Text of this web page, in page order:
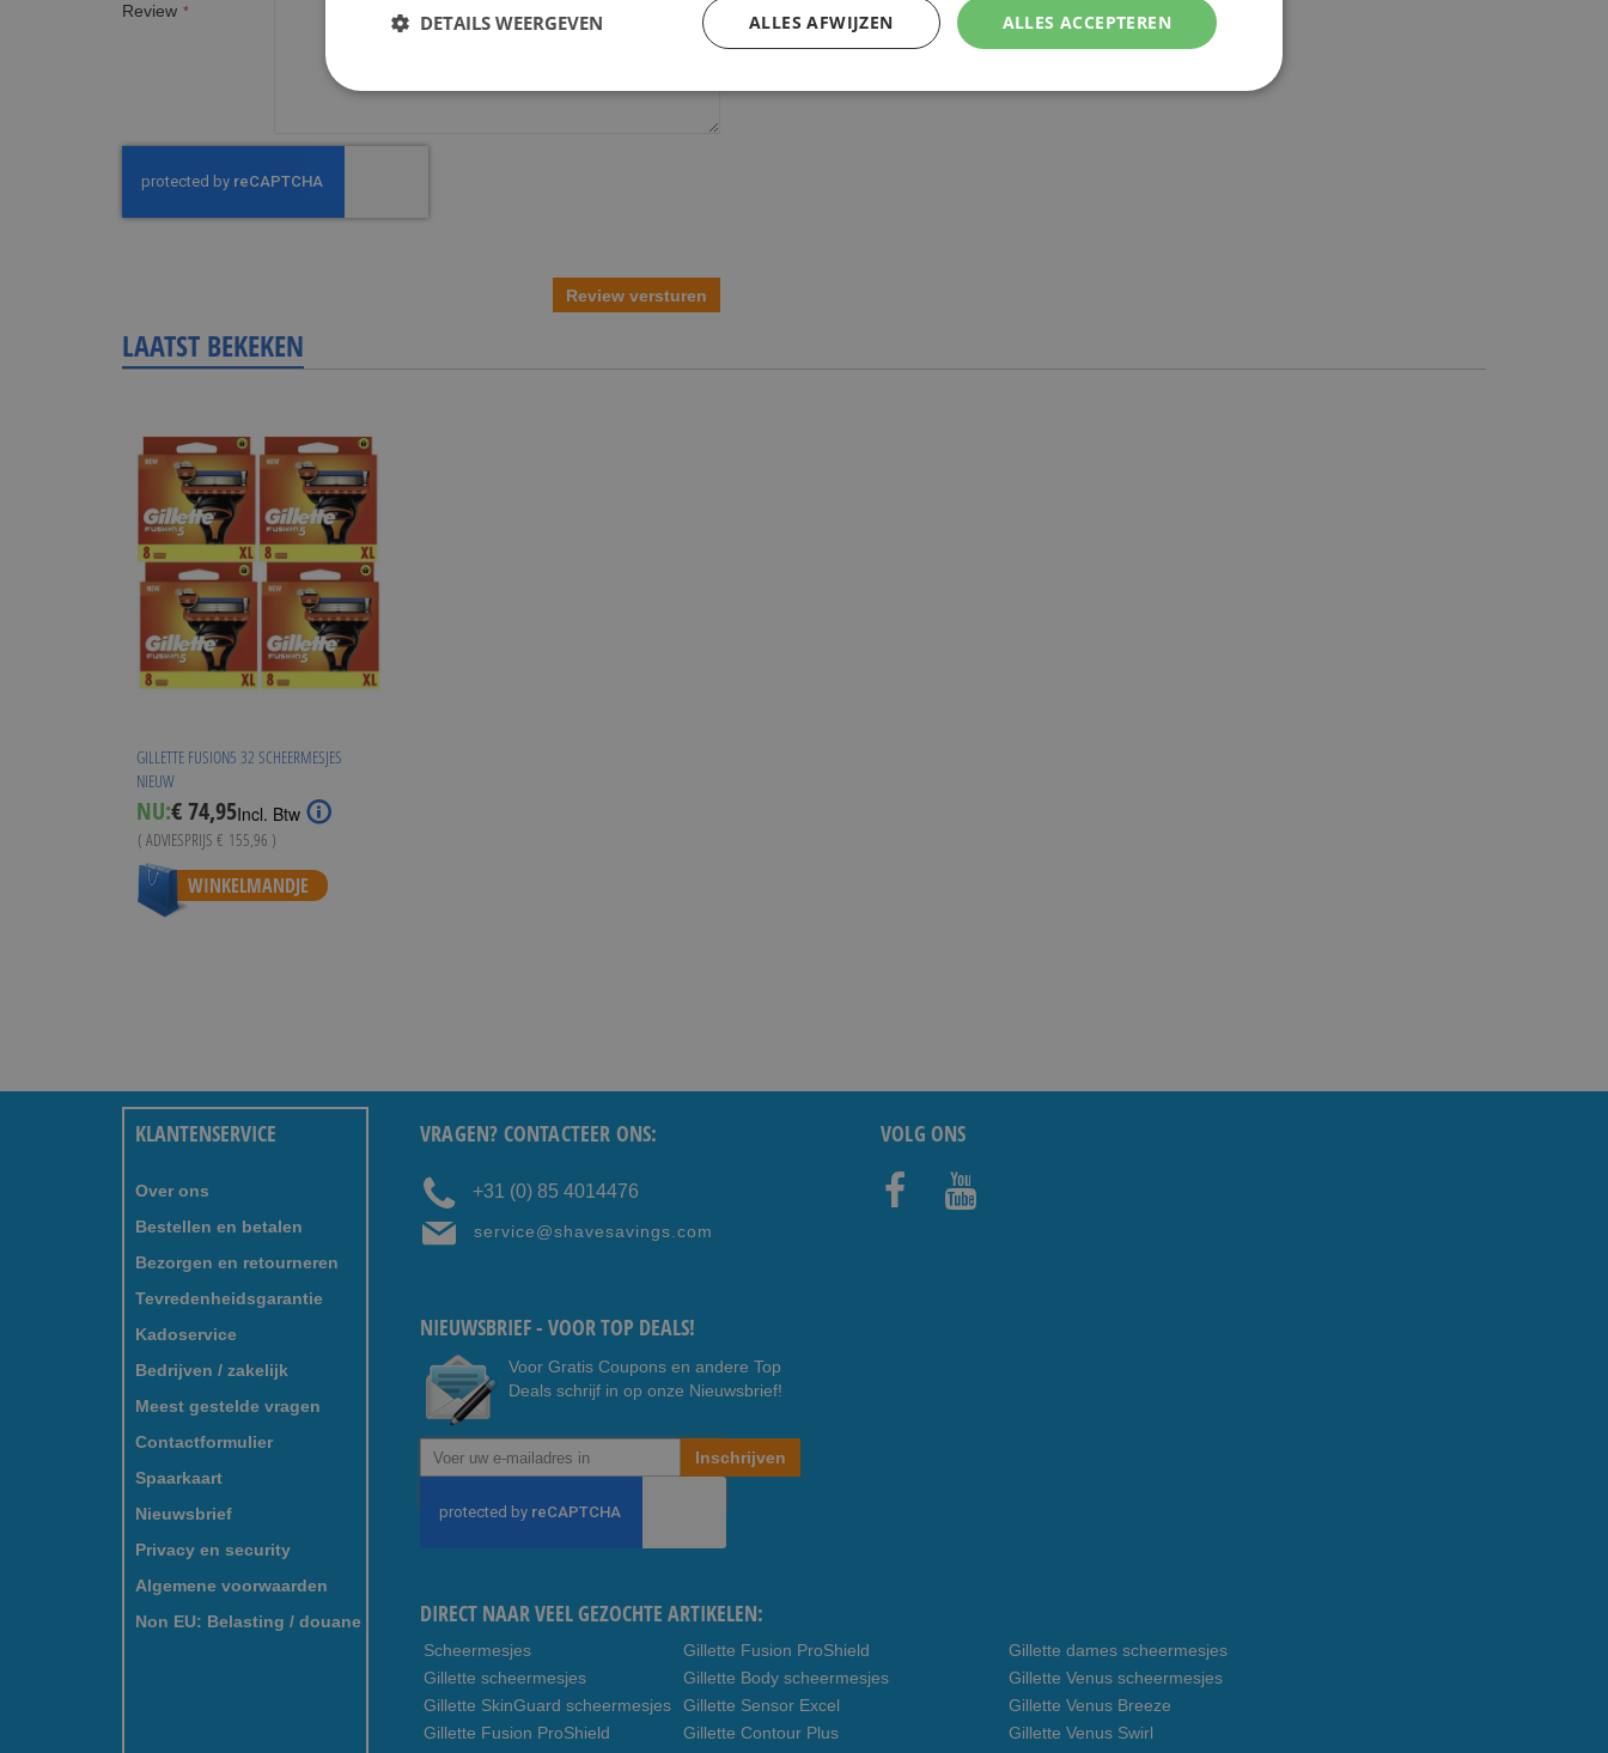
Review
Review versturen
LAATST BEKEKEN
GILLETTE FUSION5 32 SCHEERMESJES
NIEUW
NU:Special
Price
€ 74,95Incl. Btw
( ADVIESPRIJS € 155,96 )
WINKELMANDJE
KLANTENSERVICE
Over ons
Bestellen en betalen
Bezorgen en retourneren
Tevredenheidsgarantie
Kadoservice
Bedrijven / zakelijk
Meest gestelde vragen
Contactformulier
Spaarkaart
Nieuwsbrief
Privacy en security
Algemene voorwaarden
Non EU: Belasting / douane
VRAGEN? CONTACTEER ONS:
+31 (0) 85 4014476
service@shavesavings.com
VOLG ONS
NIEUWSBRIEF - VOOR TOP DEALS!
Voor Gratis Coupons en andere Top
Deals schrijf in op onze Nieuwsbrief!
Abonneer
u
onze
Inschrijven
DIRECT NAAR VEEL GEZOCHTE ARTIKELEN:
Scheermesjes
Gillette scheermesjes
Gillette SkinGuard scheermesjes
Gillette Fusion ProShield
Gillette Fusion ProShield
Gillette Body scheermesjes
Gillette Sensor Excel
Gillette Contour Plus
Gillette dames scheermesjes
Gillette Venus scheermesjes
Gillette Venus Breeze
Gillette Venus Swirl
ALLES ACCEPTEREN
ALLES AFWIJZEN
DETAILS WEERGEVEN